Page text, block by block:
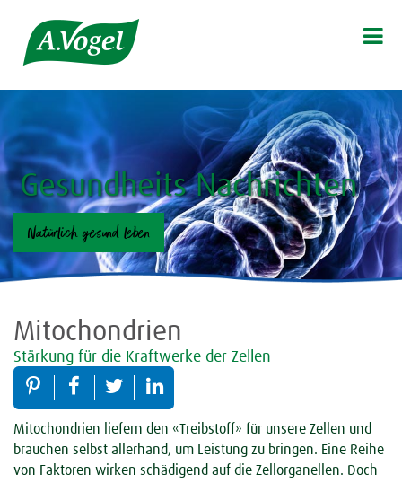

Gesundheits Nachrichten
Natürlich gesund leben
Mitochondrien
Stärkung für die Kraftwerke der Zellen
Mitochondrien liefern den «Treibstoff» für unsere Zellen und
brauchen selbst allerhand, um Leistung zu bringen. Eine Reihe
von Faktoren wirken schädigend auf die Zellorganellen. Doch